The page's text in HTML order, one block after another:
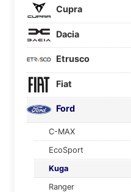
Cupra
Dacia
Etrusco
Fiat
Ford
C-MAX
EcoSport
Kuga
Ranger